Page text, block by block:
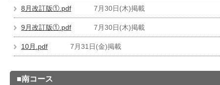
8月改訂版①.pdf 7月30日(木)掲載
9月改訂版①.pdf 7月30日(木)掲載
10月.pdf 7月31日(金)掲載
■南コース